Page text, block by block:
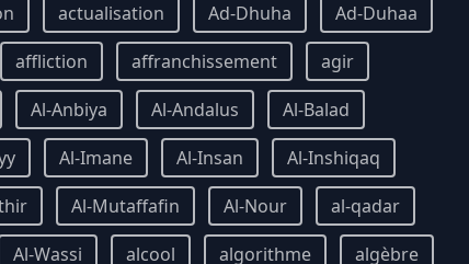
actualisation Ad-Dhuha
Ad-Duhaa
affliction affranchissement
agir
Al-Anbiya Al-Andalus
Al-Balad
Al-Imane Al-Insan
Al-Inshiqaq
Al-Mutaffafin Al-Nour
al-qadar
Al-Wassi alcool algorithme
algèbre